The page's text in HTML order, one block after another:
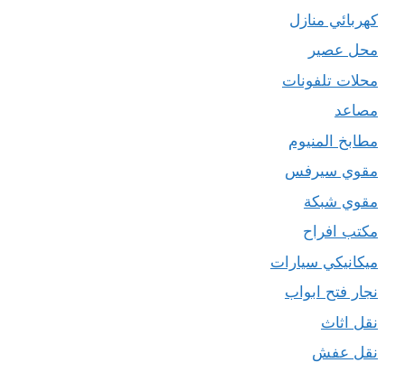
كهربائي منازل
محل عصير
محلات تلفونات
مصاعد
مطابخ المنيوم
مقوي سيرفس
مقوي شبكة
مكتب افراح
ميكانيكي سيارات
نجار فتح ابواب
نقل اثاث
نقل عفش